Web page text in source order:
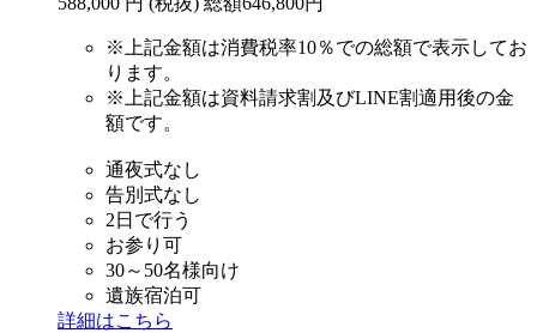
※上記金額は消費税率10％での総額で表示してお
ります。
※上記金額は資料請求割及びLINE割適用後の金
額です。
通夜式なし
告別式なし
2日で行う
お参り可
30～50名様向け
遺族宿泊可
詳細はこちら